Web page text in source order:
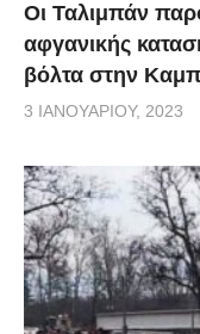
Οι Ταλιμπάν
αφγανικής
βόλτα στην
3 ΙΑΝΟΥΑΡΊΟΥ, 2023